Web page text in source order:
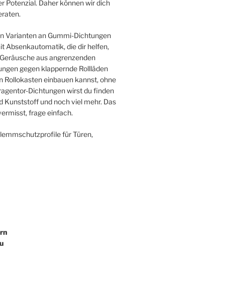
Potenzial. Daher können wir dich
Varianten an Gummi-Dichtungen
Absenkautomatik, die dir helfen,
aus angrenzenden
gegen klappernde Rollläden
Rollokasten einbauen kannst, ohne
Dichtungen wirst du finden
Kunststoff und noch viel mehr. Das
frage einfach.
für Türen,